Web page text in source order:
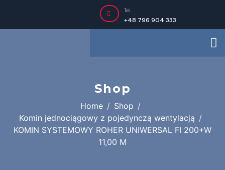
+48 796 904 333
Tel.
Shop
Home
Shop
Komin jednociągowy z pojedynczą wentylacją
KOMIN SYSTEMOWY ROHER UNIWERSAL FI 200+W
11,00 M